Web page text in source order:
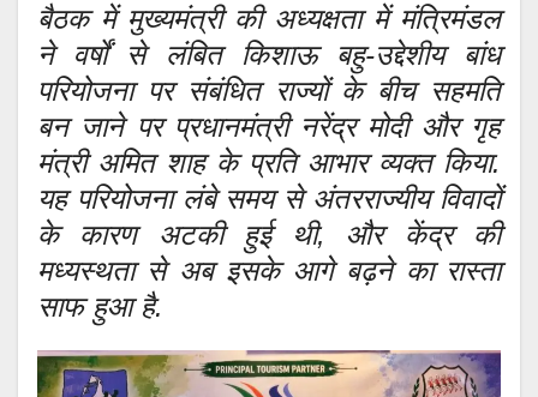
बैठक में मुख्यमंत्री की अध्यक्षता में मंत्रिमंडल
ने वर्षों से लंबित किशाऊ बहु-उद्देशीय बांध
परियोजना पर संबंधित राज्यों के बीच सहमति
बन जाने पर प्रधानमंत्री नरेंद्र मोदी और गृह
मंत्री अमित शाह के प्रति आभार व्यक्त किया.
यह परियोजना लंबे समय से अंतरराज्यीय विवादों
के कारण अटकी हुई थी, और केंद्र की
मध्यस्थता से अब इसके आगे बढ़ने का रास्ता
साफ हुआ है.